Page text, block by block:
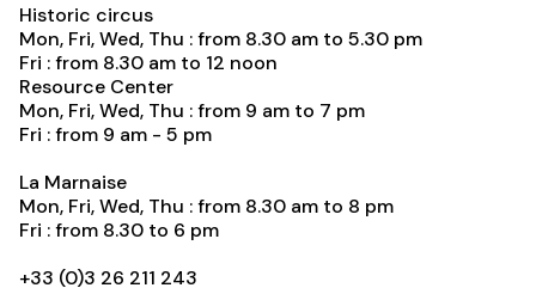
Historic circus
Mon, Fri, Wed, Thu : from 8.30 am to 5.30 pm
Fri : from 8.30 am to 12 noon
Resource Center
Mon, Fri, Wed, Thu : from 9 am to 7 pm
Fri : from 9 am - 5 pm
La Marnaise
Mon, Fri, Wed, Thu : from 8.30 am to 8 pm
Fri : from 8.30 to 6 pm
+33 (0)3 26 211 243